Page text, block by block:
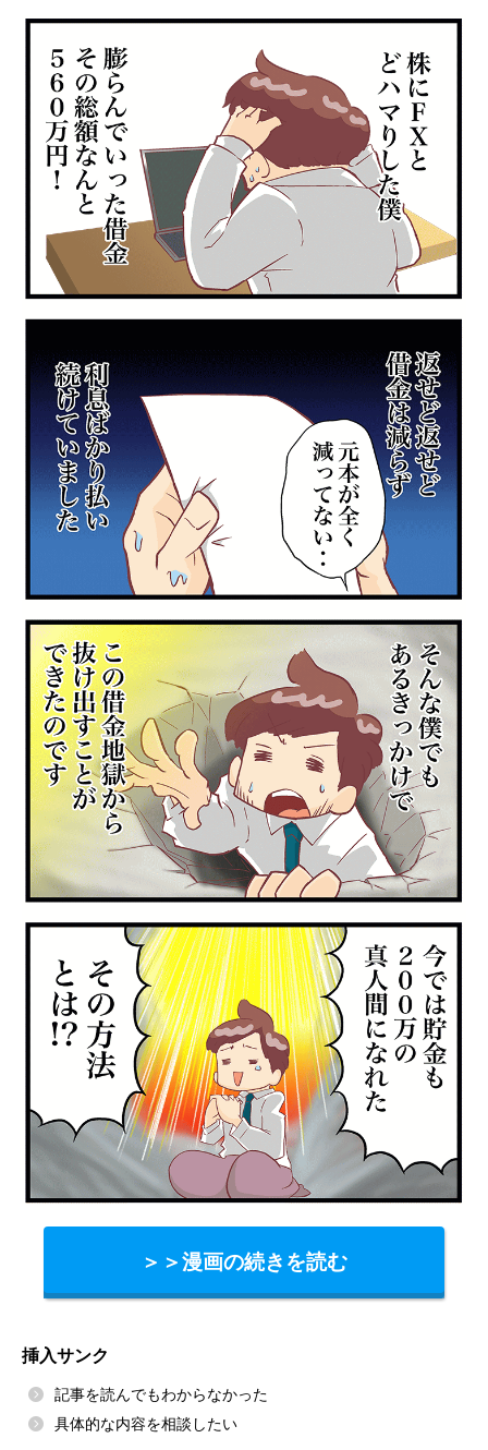
＞＞漫画の続きを読む
挿入サンク
記事を読んでもわからなかった
具体的な内容を相談したい